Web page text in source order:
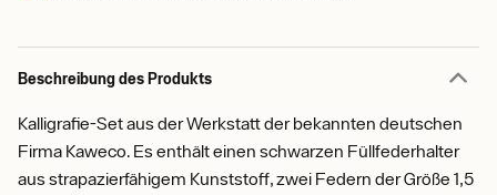
Beschreibung des Produkts
Kalligrafie-Set aus der Werkstatt der bekannten deutschen
Firma Kaweco. Es enthält einen schwarzen Füllfederhalter
aus strapazierfähigem Kunststoff, zwei Federn der Größe 1,5